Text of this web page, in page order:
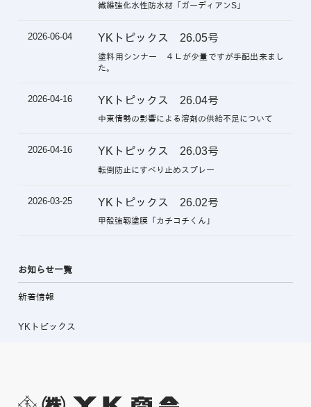
繊維強化水性防水材「ガーディアンS」
2026-06-04 YKトピックス 26.05号
塗料用シンナー ４Ｌが少量ですが手配出来まし
た。
2026-04-16 YKトピックス 26.04号
中東情勢の影響による溶剤の供給不足について
2026-04-16 YKトピックス 26.03号
転倒防止にすべり止めスプレー
2026-03-25 YKトピックス 26.02号
甲殻強靱塗膜「カチコチくん」
お知らせ一覧
新着情報
YKトピックス